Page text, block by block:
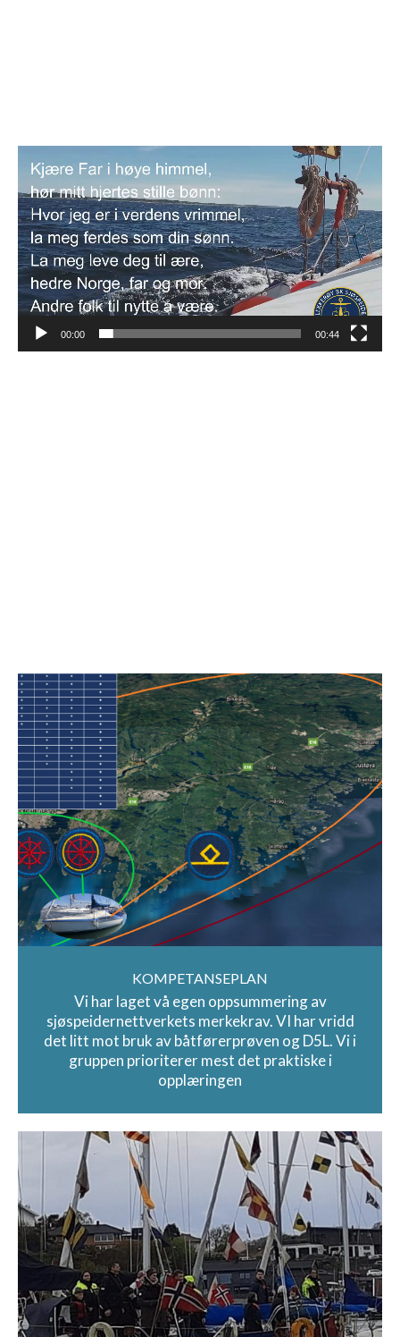
00:00 00:44
KOMPETANSEPLAN
Vi har laget vå egen oppsummering av
sjøspeidernettverkets merkekrav. VI har vridd
det litt mot bruk av båtførerprøven og D5L. Vi i
gruppen prioriterer mest det praktiske i
opplæringen